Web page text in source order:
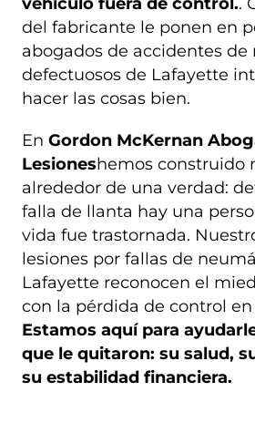
del fabricante le ponen en
abogados de accidentes
defectuosos de Lafayette
hacer las cosas bien.
En Gordon McKernan
Lesioneshemos construido
alrededor de una verdad:
falla de llanta hay una
vida fue trastornada.
lesiones por fallas de
Lafayette reconocen el
con la pérdida de control en
Estamos aquí para
que le quitaron: su salud,
su estabilidad financiera.